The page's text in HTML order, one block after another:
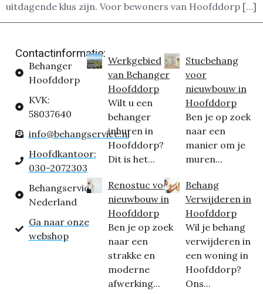
uitdagende klus zijn. Voor bewoners van Hoofddorp […]
Contactinformatie:
Behanger
Hoofddorp
KVK:
58037640
info@behangservice.nl
Hoofdkantoor:
030-2072303
Behangservice
Nederland
Ga naar onze
webshop
Werkgebied
van Behanger
Hoofddorp
Wilt u een
behanger
inhuren in
Hoofddorp?
Dit is het...
Renostuc voor
nieuwbouw in
Hoofddorp
Ben je op zoek
naar een
strakke en
moderne
afwerking...
Stucbehang
voor
nieuwbouw in
Hoofddorp
Ben je op zoek
naar een
manier om je
muren...
Behang
Verwijderen in
Hoofddorp
Wil je behang
verwijderen in
een woning in
Hoofddorp?
Ons...